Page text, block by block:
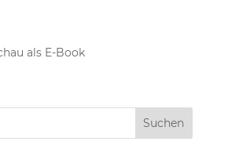
als E-Book